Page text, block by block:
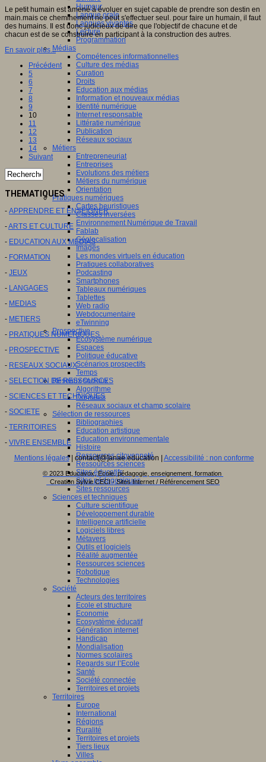
Humour
Langue orale
Langues vivantes
Lecture
Programmation
Médias
Compétences informationnelles
Culture des médias
Curation
Droits
Education aux médias
Information et nouveaux médias
Identité numérique
Internet responsable
Littératie numérique
Publication
Réseaux sociaux
Métiers
Entrepreneuriat
Entreprises
Evolutions des métiers
Métiers du numérique
Orientation
Pratiques numériques
Cartes heuristiques
Classes inversées
Environnement Numérique de Travail
Fablab
Géolocalisation
Images
Les mondes virtuels en éducation
Pratiques collaboratives
Podcasting
Smartphones
Tableaux numériques
Tablettes
Web radio
Webdocumentaire
eTwinning
Prospective
Ecosystème numérique
Espaces
Politique éducative
Scénarios prospectifs
Temps
Réseaux sociaux
Algorithme
Données
Réseaux sociaux et champ scolaire
Sélection de ressources
Bibliographies
Education artistique
Education environnementale
Histoire
Ressources citoyenneté
Ressources sciences
Sites éducatifs
Sites pédagogiques
Sites ressources
Sciences et techniques
Culture scientifique
Développement durable
Intelligence artificielle
Logiciels libres
Métavers
Outils et logiciels
Réalité augmentée
Ressources sciences
Robotique
Technologies
Société
Acteurs des territoires
Ecole et structure
Economie
Ecosystème éducatif
Génération internet
Handicap
Mondialisation
Normes scolaires
Regards sur l’Ecole
Santé
Société connectée
Territoires et projets
Territoires
Europe
International
Régions
Ruralité
Territoires et projets
Tiers lieux
Villes
Le petit humain est amené à évoluer en sujet capable de prendre son destin en
main.mais ce cheminement ne peut s'effectuer seul. pour faire un humain, il faut
des humains. Il est donc judicieux de dire que l'objectif de chacune et de
chacun est de se construire en participant à la construction des autres.
En savoir plus...
Précédent
5
6
7
8
9
10
11
12
13
14
Suivant
THEMATIQUES
- APPRENDRE ET ENSEIGNER
-ARTS ET CULTURE
- EDUCATION AUX MEDIAS
- FORMATION
- JEUX
- LANGAGES
- MEDIAS
- METIERS
- PRATIQUES NUMERIQUES
- PROSPECTIVE
- RESEAUX SOCIAUX
- SELECTION DE RESSOURCES
- SCIENCES ET TECHNIQUES
- SOCIETE
- TERRITOIRES
- VIVRE ENSEMBLE
Mentions légales| contact[@]anae.education | Accessibilité : non conforme
© 2023 Educavox, Ecole, pédagogie, enseignement, formation
Creation Sylvie CECI - Sites Internet / Référencement SEO